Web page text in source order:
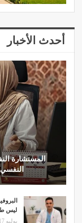
أحدث الأخبار
المستشارة
ليس
يوليو 17, 2026